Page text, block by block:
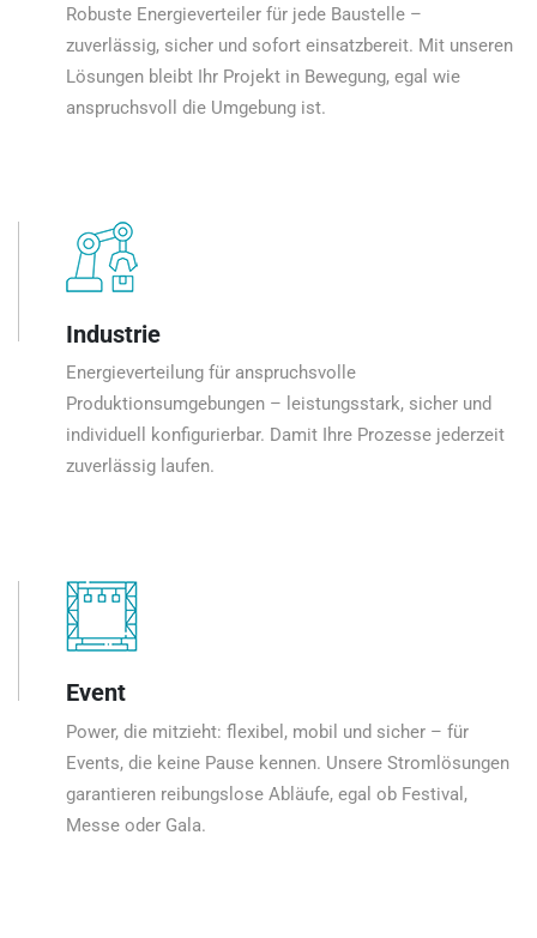
Robuste Energieverteiler für jede Baustelle –
zuverlässig, sicher und sofort einsatzbereit. Mit unseren
Lösungen bleibt Ihr Projekt in Bewegung, egal wie
anspruchsvoll die Umgebung ist.
Industrie
Energieverteilung für anspruchsvolle
Produktionsumgebungen – leistungsstark, sicher und
individuell konfigurierbar. Damit Ihre Prozesse jederzeit
zuverlässig laufen.
Event
Power, die mitzieht: flexibel, mobil und sicher – für
Events, die keine Pause kennen. Unsere Stromlösungen
garantieren reibungslose Abläufe, egal ob Festival,
Messe oder Gala.